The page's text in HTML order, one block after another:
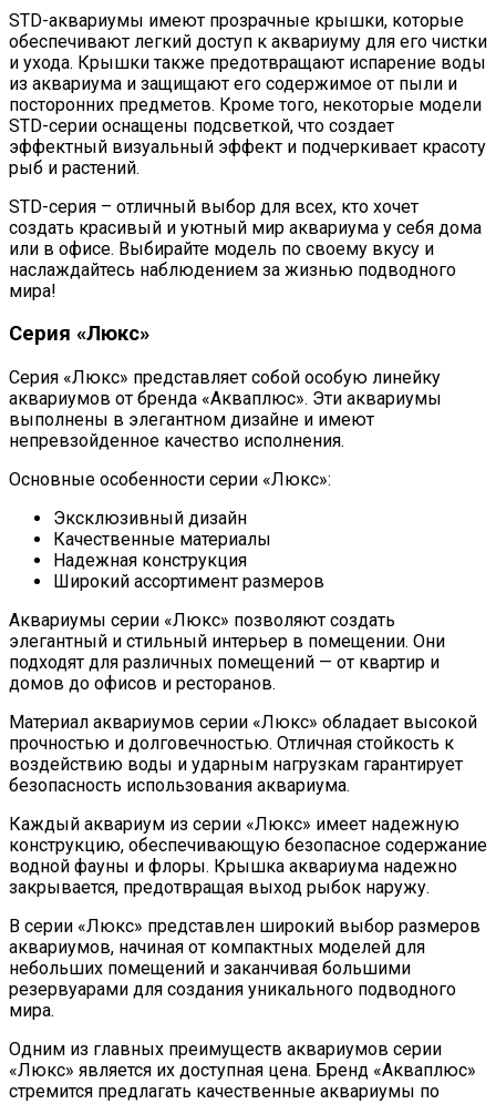
STD-аквариумы имеют прозрачные крышки, которые
обеспечивают легкий доступ к аквариуму для его чистки
и ухода. Крышки также предотвращают испарение воды
из аквариума и защищают его содержимое от пыли и
посторонних предметов. Кроме того, некоторые модели
STD-серии оснащены подсветкой, что создает
эффектный визуальный эффект и подчеркивает красоту
рыб и растений.
STD-серия – отличный выбор для всех, кто хочет
создать красивый и уютный мир аквариума у себя дома
или в офисе. Выбирайте модель по своему вкусу и
наслаждайтесь наблюдением за жизнью подводного
мира!
Серия «Люкс»
Серия «Люкс» представляет собой особую линейку
аквариумов от бренда «Акваплюс». Эти аквариумы
выполнены в элегантном дизайне и имеют
непревзойденное качество исполнения.
Основные особенности серии «Люкс»:
Эксклюзивный дизайн
Качественные материалы
Надежная конструкция
Широкий ассортимент размеров
Аквариумы серии «Люкс» позволяют создать
элегантный и стильный интерьер в помещении. Они
подходят для различных помещений — от квартир и
домов до офисов и ресторанов.
Материал аквариумов серии «Люкс» обладает высокой
прочностью и долговечностью. Отличная стойкость к
воздействию воды и ударным нагрузкам гарантирует
безопасность использования аквариума.
Каждый аквариум из серии «Люкс» имеет надежную
конструкцию, обеспечивающую безопасное содержание
водной фауны и флоры. Крышка аквариума надежно
закрывается, предотвращая выход рыбок наружу.
В серии «Люкс» представлен широкий выбор размеров
аквариумов, начиная от компактных моделей для
небольших помещений и заканчивая большими
резервуарами для создания уникального подводного
мира.
Одним из главных преимуществ аквариумов серии
«Люкс» является их доступная цена. Бренд «Акваплюс»
стремится предлагать качественные аквариумы по